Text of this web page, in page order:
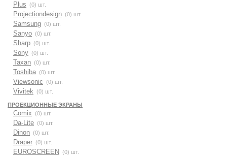
Plus (0) шт.
Projectiondesign (0) шт.
Samsung (0) шт.
Sanyo (0) шт.
Sharp (0) шт.
Sony (0) шт.
Taxan (0) шт.
Toshiba (0) шт.
Viewsonic (0) шт.
Vivitek (0) шт.
ПРОЕКЦИОННЫЕ ЭКРАНЫ
Comix (0) шт.
Da-Lite (0) шт.
Dinon (0) шт.
Draper (0) шт.
EUROSCREEN (0) шт.